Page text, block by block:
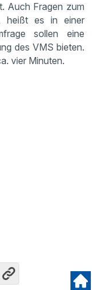
Auch Fragen zum
heißt es in einer
sollen eine
des VMS bieten.
vier Minuten.